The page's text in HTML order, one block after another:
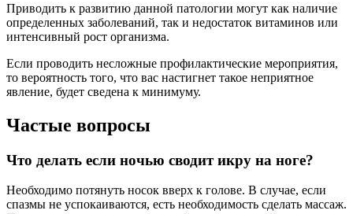
Приводить к развитию данной патологии могут как наличие
определенных заболеваний, так и недостаток витаминов или
интенсивный рост организма.
Если проводить несложные профилактические мероприятия,
то вероятность того, что вас настигнет такое неприятное
явление, будет сведена к минимуму.
Частые вопросы
Что делать если ночью сводит икру на ноге?
Необходимо потянуть носок вверх к голове. В случае, если
спазмы не успокаиваются, есть необходимость сделать массаж.